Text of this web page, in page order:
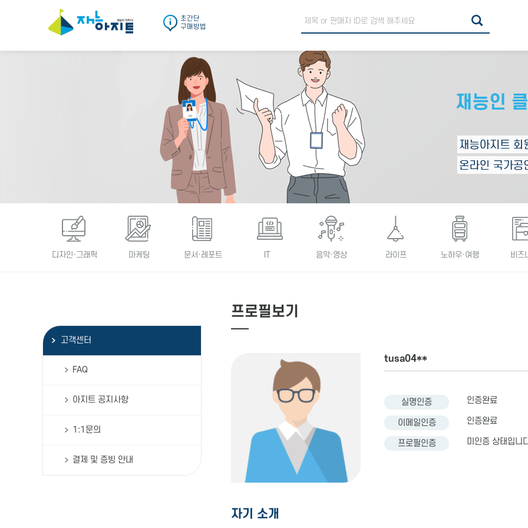
초간단
구매방법
디자인·그래픽 마케팅 문서·레포트 음악·영상 라이프 노하우·여행 비즈
고객센터
FAQ
아지트 공지사항
1:1문의
결제 및 증빙 안내
프로필보기
tusa04**
실명인증 인증완료
이메일인증 인증완료
프로필인증 미인증 상태입니
자기 소개